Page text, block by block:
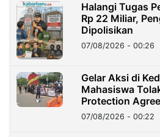
Halangi Tugas
Rp 22 Miliar,
Dipolisikan
07/08/2026 - 00:26
Gelar Aksi di
Mahasiswa
Protection
Kedaulatan
07/08/2026 - 00:22